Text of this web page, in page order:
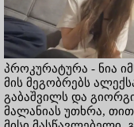
პროკურატურა - ნია
მის მეგობრებს
გაბაშვილს და
მალანიას უთხრა,